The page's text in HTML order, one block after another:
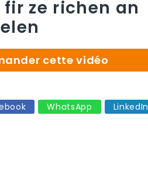
ze richen an
cette vidéo
WhatsApp LinkedIn